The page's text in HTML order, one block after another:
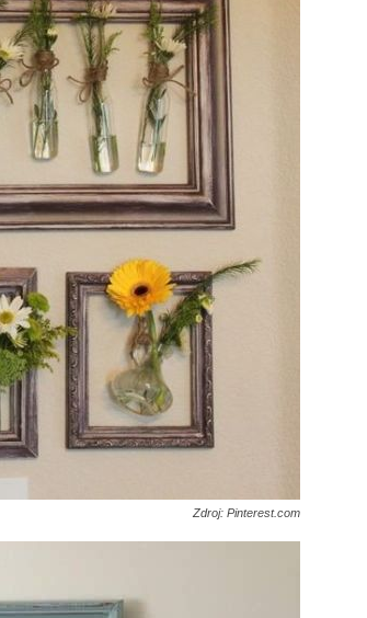
Zdroj: Pinterest.com